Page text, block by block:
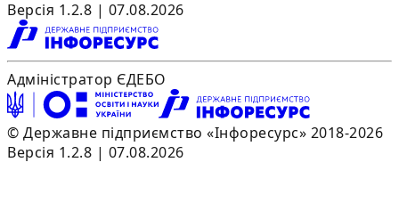
Версія 1.2.8 | 07.08.2026
Адміністратор ЄДЕБО
© Державне підприємство «Інфоресурс» 2018-2026
Версія 1.2.8 | 07.08.2026